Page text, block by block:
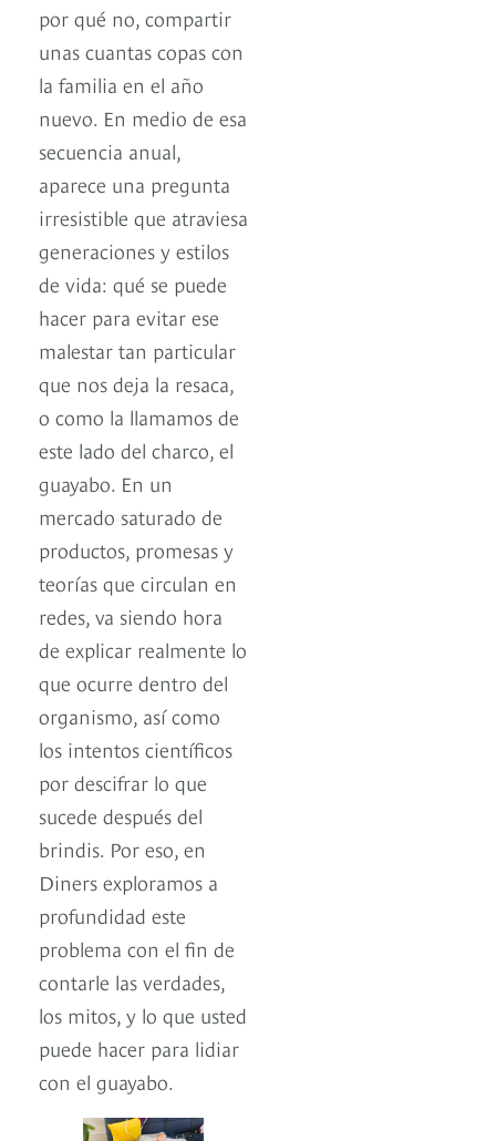
por qué no, compartir
unas cuantas copas con
la familia en el año
nuevo. En medio de esa
secuencia anual,
aparece una pregunta
irresistible que atraviesa
generaciones y estilos
de vida: qué se puede
hacer para evitar ese
malestar tan particular
que nos deja la resaca,
o como la llamamos de
este lado del charco, el
guayabo. En un
mercado saturado de
productos, promesas y
teorías que circulan en
redes, va siendo hora
de explicar realmente lo
que ocurre dentro del
organismo, así como
los intentos científicos
por descifrar lo que
sucede después del
brindis. Por eso, en
Diners exploramos a
profundidad este
problema con el fin de
contarle las verdades,
los mitos, y lo que usted
puede hacer para lidiar
con el guayabo.